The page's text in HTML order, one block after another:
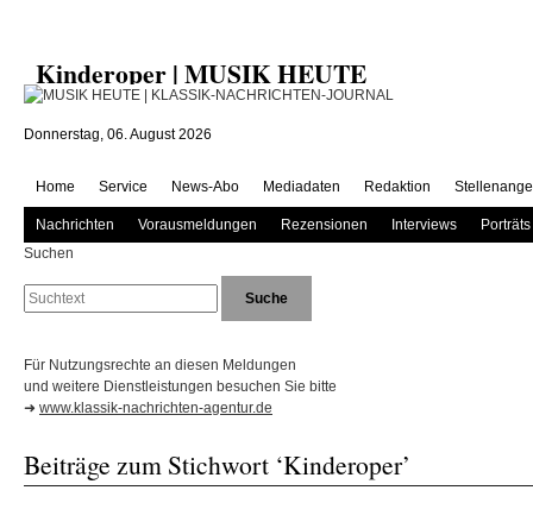
Kinderoper | MUSIK HEUTE
Donnerstag, 06. August 2026
Home Service News-Abo Mediadaten Redaktion
Nachrichten Vorausmeldungen Rezensionen Interviews
Porträts
Suchen
Für Nutzungsrechte an diesen Meldungen
und weitere Dienstleistungen besuchen Sie bitte
➜ www.klassik-nachrichten-agentur.de
Beiträge zum Stichwort ‘Kinderoper’